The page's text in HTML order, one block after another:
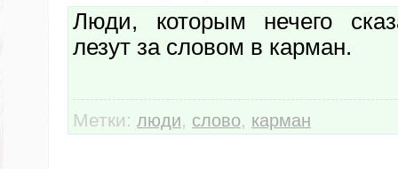
Люди, которым нечего
лезут за словом в карман.
Метки: люди, слово, карман